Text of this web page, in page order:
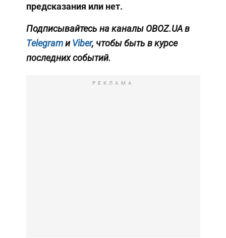
предсказания или нет.
Подписывайтесь на каналы OBOZ.UA в
TelegramиViber, чтобы быть в курсе
последних событий.
РЕКЛАМА